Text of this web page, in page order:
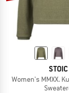
STOIC
Women's MMXX.